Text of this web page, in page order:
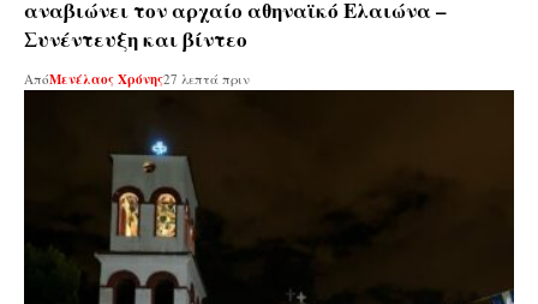
αναβιώνει τον αρχαίο αθηναϊκό Ελαιώνα –
Συνέντευξη και βίντεο
ΑπόΜενέλαος Χρόνης27 λεπτά πριν